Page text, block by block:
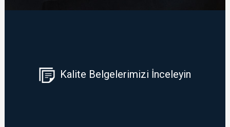
Kalite Belgelerimizi İnceleyin